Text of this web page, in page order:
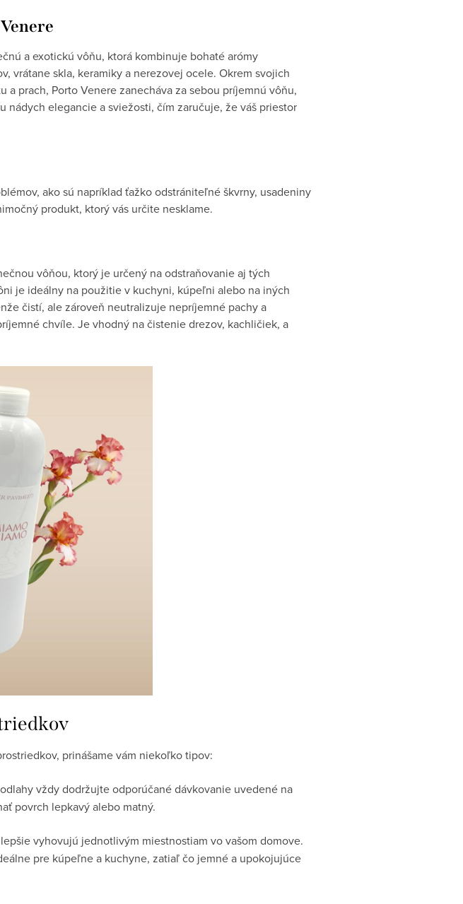
a exotickú vôňu, ktorá kombinuje bohaté arómy
vrátane skla, keramiky a nerezovej ocele. Okrem svojich
prach, Porto Venere zanecháva za sebou príjemnú vôňu,
nádych elegancie a sviežosti, čím zaručuje, že váš priestor
ako sú napríklad ťažko odstrániteľné škvrny, usadeniny
produkt, ktorý vás určite nesklame.
vôňou, ktorý je určený na odstraňovanie aj tých
je ideálny na použitie v kuchyni, kúpeľni alebo na iných
čistí, ale zároveň neutralizuje nepríjemné pachy a
chvíle. Je vhodný na čistenie drezov, kachličiek, a
prinášame vám niekoľko tipov:
vždy dodržujte odporúčané dávkovanie uvedené na
povrch lepkavý alebo matný.
vyhovujú jednotlivým miestnostiam vo vašom domove.
pre kúpeľne a kuchyne, zatiaľ čo jemné a upokojujúce